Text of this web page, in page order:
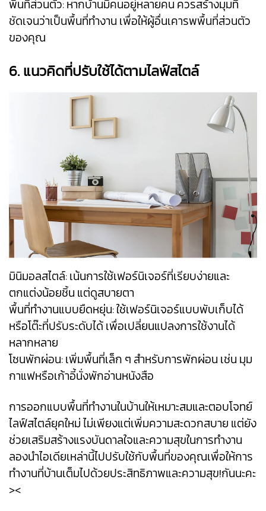
พื้นที่ส่วนตัว: หากบ้านมีคนอยู่หลายคน ควรสร้างมุมที่
ชัดเจนว่าเป็นพื้นที่ทำงาน เพื่อให้ผู้อื่นเคารพพื้นที่ส่วนตัว
ของคุณ
6. แนวคิดที่ปรับใช้ได้ตามไลฟ์สไตล์
มินิมอลสไตล์: เน้นการใช้เฟอร์นิเจอร์ที่เรียบง่ายและ
ตกแต่งน้อยชิ้น แต่ดูสบายตา
พื้นที่ทำงานแบบยืดหยุ่น: ใช้เฟอร์นิเจอร์แบบพับเก็บได้
หรือโต๊ะที่ปรับระดับได้ เพื่อเปลี่ยนแปลงการใช้งานได้
หลากหลาย
โซนพักผ่อน: เพิ่มพื้นที่เล็ก ๆ สำหรับการพักผ่อน เช่น มุม
กาแฟหรือเก้าอี้นั่งพักอ่านหนังสือ
การออกแบบพื้นที่ทำงานในบ้านให้เหมาะสมและตอบโจทย์
ไลฟ์สไตล์ยุคใหม่ ไม่เพียงแต่เพิ่มความสะดวกสบาย แต่ยัง
ช่วยเสริมสร้างแรงบันดาลใจและความสุขในการทำงาน
ลองนำไอเดียเหล่านี้ไปปรับใช้กับพื้นที่ของคุณเพื่อให้การ
ทำงานที่บ้านเต็มไปด้วยประสิทธิภาพและความสุข!กันนะคะ
><